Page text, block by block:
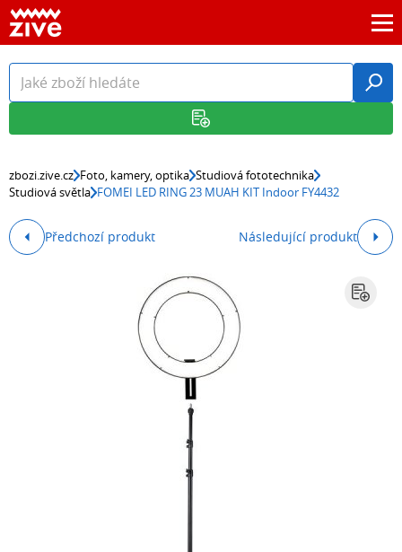
zbozi.zive.cz Foto, kamery, optika Studiová fototechnika
Studiová světla FOMEI LED RING 23 MUAH KIT Indoor FY4432
Předchozí produkt Následující produkt